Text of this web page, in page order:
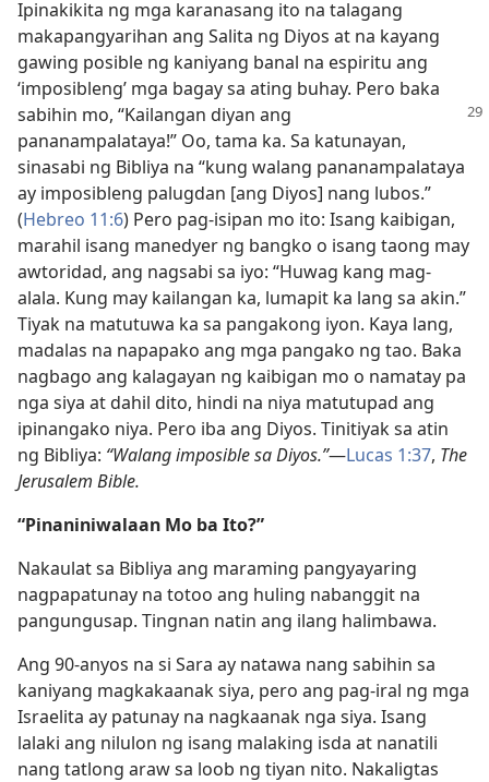
Ipinakikita ng mga karanasang ito na talagang
makapangyarihan ang Salita ng Diyos at na kayang
gawing posible ng kaniyang banal na espiritu ang
‘imposibleng’ mga bagay sa ating buhay. Pero baka
sabihin mo, “Kailangan diyan ang
pananampalataya!” Oo, tama ka. Sa katunayan,
sinasabi ng Bibliya na “kung walang pananampalataya
ay imposibleng palugdan [ang Diyos] nang lubos.”
(Hebreo 11:6) Pero pag-isipan mo ito: Isang kaibigan,
marahil isang manedyer ng bangko o isang taong may
awtoridad, ang nagsabi sa iyo: “Huwag kang mag-
alala. Kung may kailangan ka, lumapit ka lang sa akin.”
Tiyak na matutuwa ka sa pangakong iyon. Kaya lang,
madalas na napapako ang mga pangako ng tao. Baka
nagbago ang kalagayan ng kaibigan mo o namatay pa
nga siya at dahil dito, hindi na niya matutupad ang
ipinangako niya. Pero iba ang Diyos. Tinitiyak sa atin
ng Bibliya: “Walang imposible sa Diyos.”​—Lucas 1:37, The
Jerusalem Bible.
“Pinaniniwalaan Mo ba Ito?”
Nakaulat sa Bibliya ang maraming pangyayaring
nagpapatunay na totoo ang huling nabanggit na
pangungusap. Tingnan natin ang ilang halimbawa.
Ang 90-anyos na si Sara ay natawa nang sabihin sa
kaniyang magkakaanak siya, pero ang pag-iral ng mga
Israelita ay patunay na nagkaanak nga siya. Isang
lalaki ang nilulon ng isang malaking isda at nanatili
nang tatlong araw sa loob ng tiyan nito. Nakaligtas